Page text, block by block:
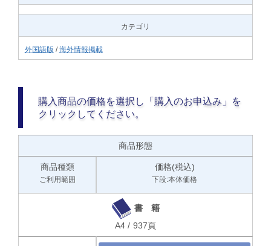
カテゴリ
外国語版 /海外情報掲載
購入商品の価格を選択し「購入のお申込み」を
クリックしてください。
商品形態
商品種類
ご利用範囲
価格(税込)
下段:本体価格
書 籍
A4 / 937頁